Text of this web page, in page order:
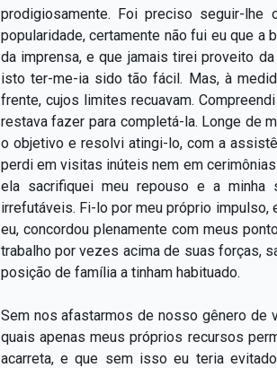
prodigiosamente. Foi preciso seguir-
popularidade, certamente não fui eu que a
da imprensa, e que jamais tirei proveito
isto ter-me-ia sido tão fácil. Mas, à
frente, cujos limites recuavam.
restava fazer para completá-la. Longe de
o objetivo e resolvi atingi-lo, com a
perdi em visitas inúteis nem em
ela sacrifiquei meu repouso e a minha
irrefutáveis. Fi-lo por meu próprio impulso,
eu, concordou plenamente com meus
trabalho por vezes acima de suas forças,
posição de família a tinham habituado.
Sem nos afastarmos de nosso gênero de
quais apenas meus próprios recursos
acarreta, e que sem isso eu teria